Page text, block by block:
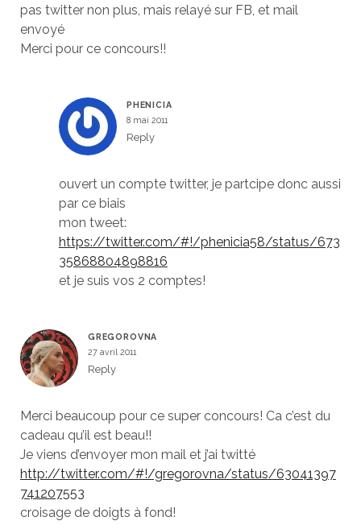
pas twitter non plus, mais relayé sur FB, et mail
envoyé
Merci pour ce concours!!
PHENICIA
8 mai 2011
Reply
ouvert un compte twitter, je partcipe donc aussi
par ce biais
mon tweet:
https://twitter.com/#!/phenicia58/status/673
35868804898816
et je suis vos 2 comptes!
GREGOROVNA
27 avril 2011
Reply
Merci beaucoup pour ce super concours! Ca c’est du
cadeau qu’il est beau!!
Je viens d’envoyer mon mail et j’ai twitté
http://twitter.com/#!/gregorovna/status/63041397
741207553
croisage de doigts à fond!